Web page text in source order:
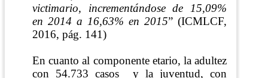
victimario, incrementándose de 15,09%
en 2014 a 16,63% en 2015” (ICMLCF,
2016, pág. 141)
En cuanto al componente etario, la adultez
con 54.733 casos
y la juventud, con